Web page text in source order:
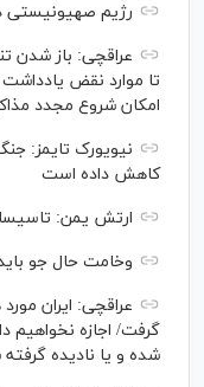
رژیم صهیونیستی
عراقچی: باز شدن
تا موارد نقض
امکان شروع مجدد
نیویورک تایمز:
کاهش داده است
ارتش یمن:
وخامت حال جو
عراقچی: ایران مورد
گرفت/ اجازه نخواهیم
شده و یا نادیده